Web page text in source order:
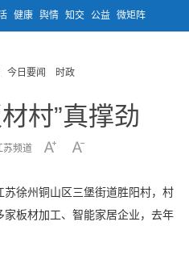
健康 舆情 知交 公益 微矩阵
今日要闻 时政
村”真撑劲
苏频道
徐州铜山区三堡街道胜阳村，村
板材加工、智能家居企业，去年